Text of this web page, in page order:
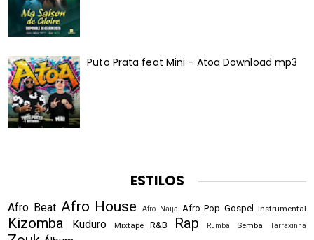
Puto Prata feat Mini - Atoa Download mp3
ESTILOS
Afro Beat Afro House Afro Naija Afro Pop Gospel Instrumental
Kizomba Kuduro Mixtape R&B Rap Rumba Semba Tarraxinha